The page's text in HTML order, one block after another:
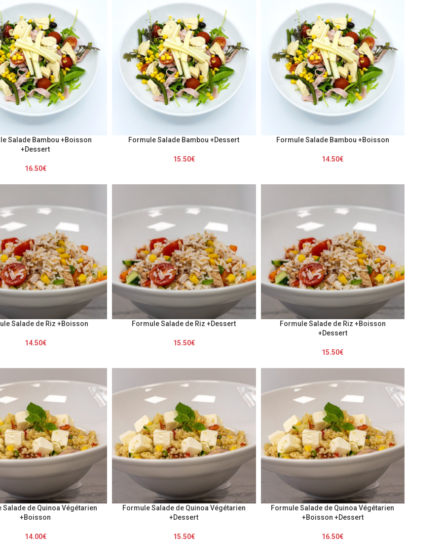
Salade Bambou +Boisson
+Dessert
16.50€
Formule Salade Bambou +Dessert
15.50€
Formule Salade Bambou +Boisson
14.50€
Salade de Riz +Boisson
14.50€
Formule Salade de Riz +Dessert
15.50€
Formule Salade de Riz +Boisson
+Dessert
15.50€
Salade de Quinoa Végétarien
+Boisson
14.00€
Formule Salade de Quinoa Végétarien
+Dessert
15.50€
Formule Salade de Quinoa Végétarien
+Boisson +Dessert
16.50€